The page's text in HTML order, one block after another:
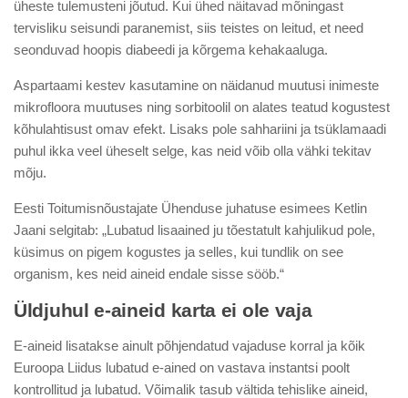
üheste tulemusteni jõutud. Kui ühed näitavad mõningast
tervisliku seisundi paranemist, siis teistes on leitud, et need
seonduvad hoopis diabeedi ja kõrgema kehakaaluga.
Aspartaami kestev kasutamine on näidanud muutusi inimeste
mikrofloora muutuses ning sorbitoolil on alates teatud kogustest
kõhulahtisust omav efekt. Lisaks pole sahhariini ja tsüklamaadi
puhul ikka veel üheselt selge, kas neid võib olla vähki tekitav
mõju.
Eesti Toitumisnõustajate Ühenduse juhatuse esimees Ketlin
Jaani selgitab: „Lubatud lisaained ju tõestatult kahjulikud pole,
küsimus on pigem kogustes ja selles, kui tundlik on see
organism, kes neid aineid endale sisse sööb.“
Üldjuhul e-aineid karta ei ole vaja
E-aineid lisatakse ainult põhjendatud vajaduse korral ja kõik
Euroopa Liidus lubatud e-ained on vastava instantsi poolt
kontrollitud ja lubatud. Võimalik tasub vältida tehislike aineid,